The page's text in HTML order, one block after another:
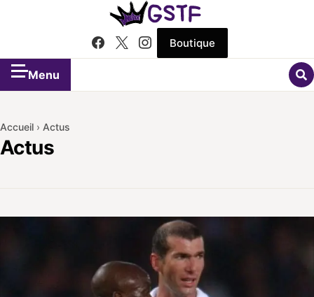
Boutique
Menu
Accueil › Actus
Actus